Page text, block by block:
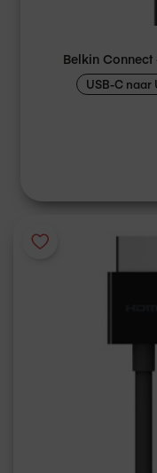
Belkin
USB-C naar